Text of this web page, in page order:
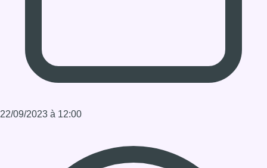
22/09/2023 à 12:00